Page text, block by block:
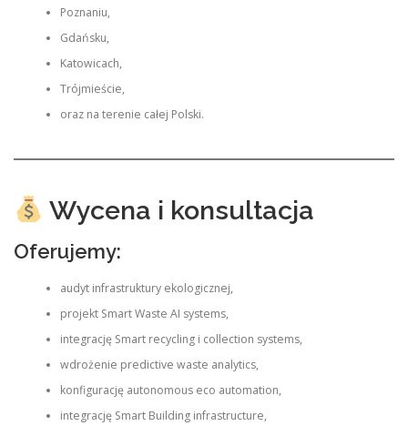
Poznaniu,
Gdańsku,
Katowicach,
Trójmieście,
oraz na terenie całej Polski.
Wycena i konsultacja
Oferujemy:
audyt infrastruktury ekologicznej,
projekt Smart Waste AI systems,
integrację Smart recycling i collection systems,
wdrożenie predictive waste analytics,
konfigurację autonomous eco automation,
integrację Smart Building infrastructure,